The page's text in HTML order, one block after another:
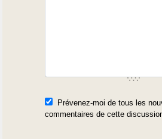
Prévenez-moi de tous les
commentaires de cette